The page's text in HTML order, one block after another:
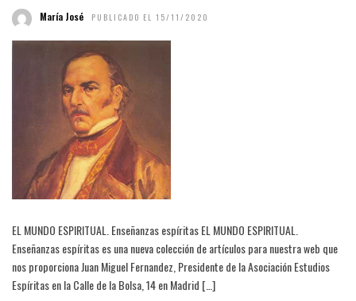
María José PUBLICADO EL 15/11/2020
EL MUNDO ESPIRITUAL. Enseñanzas espíritas EL MUNDO ESPIRITUAL.
Enseñanzas espíritas es una nueva colección de artículos para nuestra web que
nos proporciona Juan Miguel Fernandez, Presidente de la Asociación Estudios
Espíritas en la Calle de la Bolsa, 14 en Madrid […]